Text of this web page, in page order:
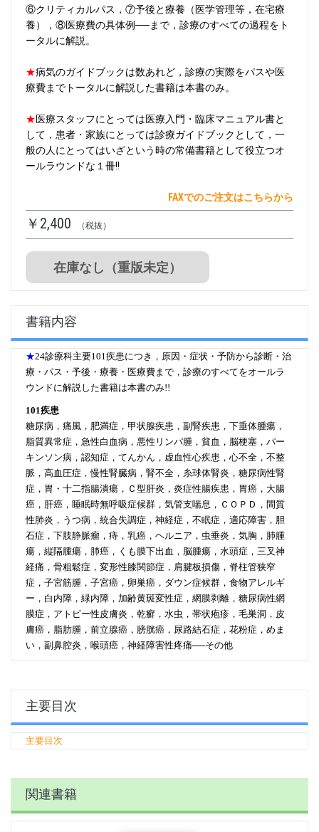
⑥クリティカルパス，⑦予後と療養（医学管理等，在宅療
養），⑧医療費の具体例──まで，診療のすべての過程をト
ータルに解説。
★病気のガイドブックは数あれど，診療の実際をパスや医
療費までトータルに解説した書籍は本書のみ。
★医療スタッフにとっては医療入門・臨床マニュアル書と
して，患者・家族にとっては診療ガイドブックとして，一
般の人にとってはいざという時の常備書籍として役立つオ
ールラウンドな１冊!!
FAXでのご注文はこちらから
￥2,400 （税抜）
在庫なし（重版未定）
書籍内容
★24診療科主要101疾患につき，原因・症状・予防から診断・治
療・パス・予後・療養・医療費まで，診療のすべてをオールラ
ウンドに解説した書籍は本書のみ!!
101疾患
糖尿病，痛風，肥満症，甲状腺疾患，副腎疾患，下垂体腫瘍，
脂質異常症，急性白血病，悪性リンパ腫，貧血，脳梗塞，パー
キンソン病，認知症，てんかん，虚血性心疾患，心不全，不整
脈，高血圧症，慢性腎臓病，腎不全，糸球体腎炎，糖尿病性腎
症，胃・十二指腸潰瘍，Ｃ型肝炎，炎症性腸疾患，胃癌，大腸
癌，肝癌，睡眠時無呼吸症候群，気管支喘息，ＣＯＰＤ，間質
性肺炎，うつ病，統合失調症，神経症，不眠症，適応障害，胆
石症，下肢静脈瘤，痔，乳癌，ヘルニア，虫垂炎，気胸，肺腫
瘍，縦隔腫瘍，肺癌，くも膜下出血，脳腫瘍，水頭症，三叉神
経痛，骨粗鬆症，変形性膝関節症，肩腱板損傷，脊柱管狭窄
症，子宮筋腫，子宮癌，卵巣癌，ダウン症候群，食物アレルギ
ー，白内障，緑内障，加齢黄斑変性症，網膜剥離，糖尿病性網
膜症，アトピー性皮膚炎，乾癬，水虫，帯状疱疹，毛巣洞，皮
膚癌，脂肪腫，前立腺癌，膀胱癌，尿路結石症，花粉症，めま
い，副鼻腔炎，喉頭癌，神経障害性疼痛──その他
主要目次
主要目次
関連書籍